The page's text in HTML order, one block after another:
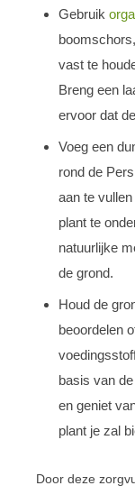
Gebruik
vast te
Breng een
ervoor dat
Voeg een
rond de
aan te
plant te
natuurlijke
de grond.
Houd de
beoordelen
basis van
en geniet
plant je zal
Door deze